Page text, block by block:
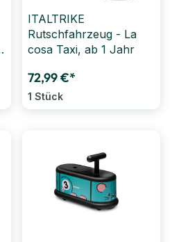
ITALTRIKE
Rutschfahrzeug - La
cosa Taxi, ab 1 Jahr
72,99 €*
1 Stück